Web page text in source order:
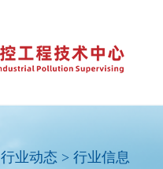
行业动态 > 行业信息